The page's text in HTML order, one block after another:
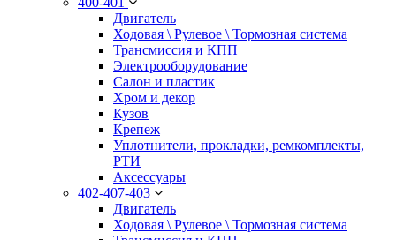
Двигатель
Ходовая \ Рулевое \ Тормозная система
Трансмиссия и КПП
Электрооборудование
Салон и пластик
Хром и декор
Кузов
Крепеж
Уплотнители, прокладки, ремкомплекты,
РТИ
Аксессуары
402-407-403
Двигатель
Ходовая \ Рулевое \ Тормозная система